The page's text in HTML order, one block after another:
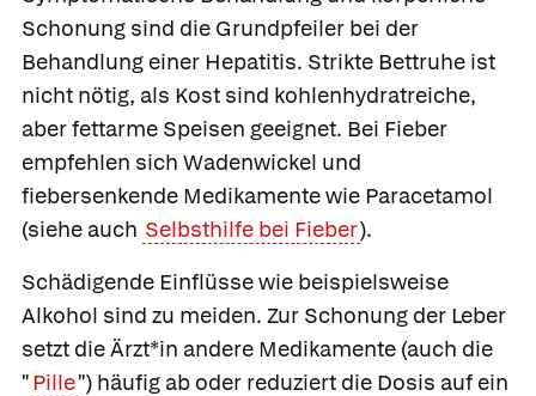
Schonung sind die Grundpfeiler bei der
Behandlung einer Hepatitis. Strikte Bettruhe ist
nicht nötig, als Kost sind kohlenhydratreiche,
aber fettarme Speisen geeignet. Bei Fieber
empfehlen sich Wadenwickel und
fiebersenkende Medikamente wie Paracetamol
(siehe auch Selbsthilfe bei Fieber).
Schädigende Einflüsse wie beispielsweise
Alkohol sind zu meiden. Zur Schonung der Leber
setzt die Ärzt*in andere Medikamente (auch die
" Pille") häufig ab oder reduziert die Dosis auf ein